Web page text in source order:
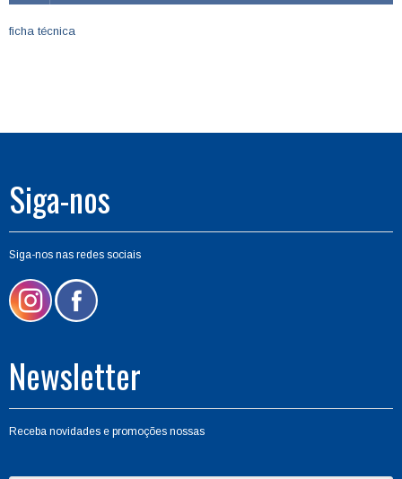
ficha técnica
Siga-nos
Siga-nos nas redes sociais
Newsletter
Receba novidades e promoções nossas